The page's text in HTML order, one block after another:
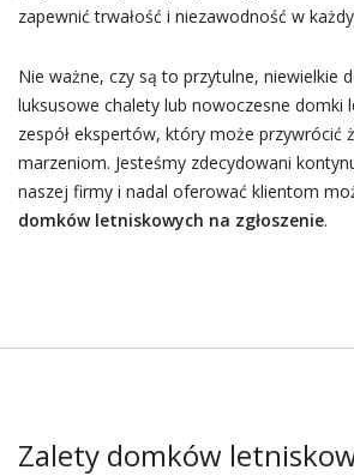
zapewnić trwałość i niezawodność w
Nie ważne, czy są to przytulne, niewielkie
luksusowe chalety lub nowoczesne domki
zespół ekspertów, który może przywrócić
marzeniom. Jesteśmy zdecydowani
naszej firmy i nadal oferować klientom
domków letniskowych na zgłoszenie.
Zalety domków